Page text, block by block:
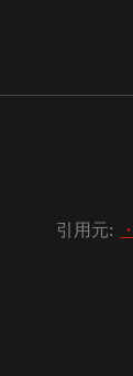
引用元: